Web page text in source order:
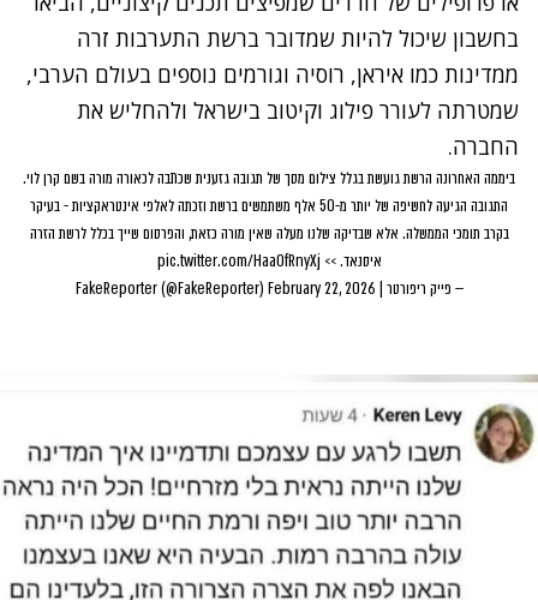
בחשבון שיכול להיות שמדובר ברשת התערבות זרה
ממדינות כמו איראן, רוסיה וגורמים נוספים בעולם הערבי,
שמטרתה לעורר פילוג וקיטוב בישראל ולהחליש את
החברה.
ביממה האחרונה הרשת גועשת בגלל צילום מסך של תגובה גזענית שכתבה לכאורה מורה בשם קרן לוי.
התגובה הגיעה לחשיפה של יותר מ-50 אלף משתמשים ברשת וזכתה לאלפי אינטראקציות - בעיקר
בקרב תומכי הממשלה. אלא שבדיקה שלנו מעלה שאין מורה כזאת, והפרסום שייך בכלל לרשת הזרה
איסנאד. >> pic.twitter.com/Haa0fRnyXj
— פייק ריפורטר | FakeReporter (@FakeReporter) February 22, 2026